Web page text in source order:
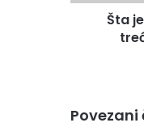
podržavaju
imunizaciju
Šta